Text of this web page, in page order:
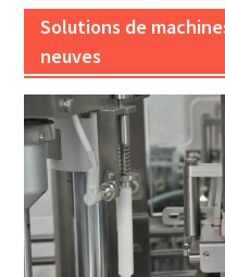
Solutions de
neuves